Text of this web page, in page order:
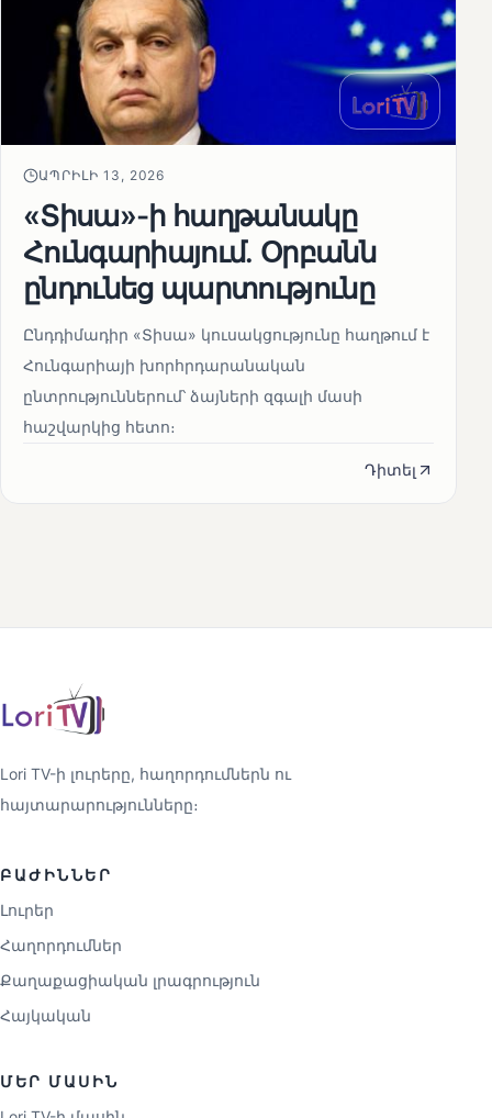
ԱՊՐԻԼԻ 13, 2026
«Տիսա»-ի հաղթանակը
Հունգարիայում․ Օրբանն
ընդունեց պարտությունը
Ընդդիմադիր «Տիսա» կուսակցությունը հաղթում է
Հունգարիայի խորհրդարանական
ընտրություններում՝ ձայների զգալի մասի
հաշվարկից հետո։
Դիտել
Lori TV-ի լուրերը, հաղորդումներն ու
հայտարարությունները։
ԲԱԺԻՆՆԵՐ
Լուրեր
Հաղորդումներ
Քաղաքացիական լրագրություն
Հայկական
ՄԵՐ ՄԱՍԻՆ